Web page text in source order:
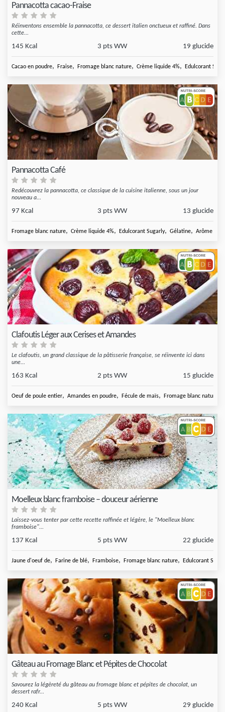
Pannacotta cacao-Fraise
Réinventons ensemble la pannacotta, ce dessert italien onctueux et raffiné. Dans
cette...
145 Kcal 3 pts WW 19 glucide
Cacao en poudre, Fraise, Fromage blanc nature, Crème liquide 4%, Edulcorant
Pannacotta Café
Redécouvrez la pannacotta, ce classique de la cuisine italienne, sous un jour
nouveau a...
97 Kcal 3 pts WW 13 glucide
Fromage blanc nature, Crème liquide 4%, Edulcorant Sugarly, Gélatine, Arôme
Clafoutis Léger aux Cerises et Amandes
Le clafoutis, un grand classique de la pâtisserie française, se réinvente ici dans
une...
163 Kcal 2 pts WW 15 glucide
Oeuf de poule entier, Amandes en poudre, Fécule de maïs, Fromage blanc nature
Moelleux blanc framboise – douceur aérienne
Laissez-vous tenter par cette recette raffinée et légère, le "Moelleux blanc
framboise"...
137 Kcal 5 pts WW 22 glucide
Jaune d'oeuf de, Farine de blé, Framboise, Fromage blanc nature, Edulcorant
Gâteau au Fromage Blanc et Pépites de Chocolat
Savourez la légèreté du gâteau au fromage blanc et pépites de chocolat, un
dessert rafr...
240 Kcal 5 pts WW 29 glucide